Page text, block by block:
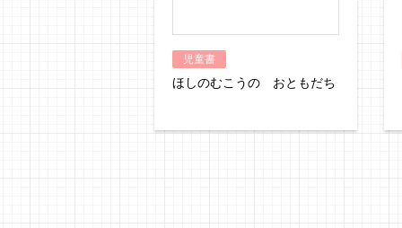
児童書
ほしのむこうの おともだち